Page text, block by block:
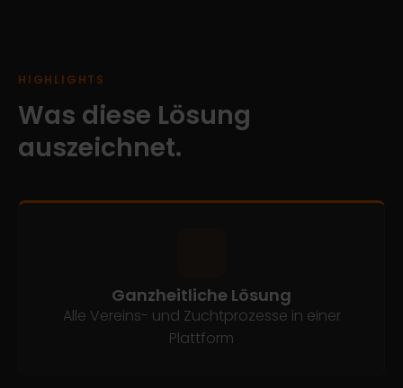
HIGHLIGHTS
Was diese Lösung
auszeichnet.
Ganzheitliche Lösung
Alle Vereins- und Zuchtprozesse in einer
Plattform